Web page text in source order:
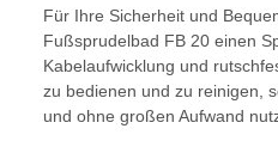
Für Ihre Sicherheit und
Fußsprudelbad FB 20 einen
Kabelaufwicklung und
zu bedienen und zu reinigen,
und ohne großen Aufwand